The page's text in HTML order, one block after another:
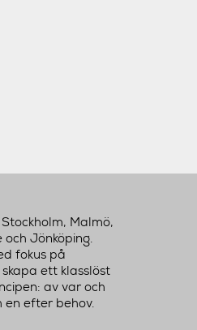
Malmö,
Jönköping.
fokus på
ett klasslöst
av var och
efter behov.